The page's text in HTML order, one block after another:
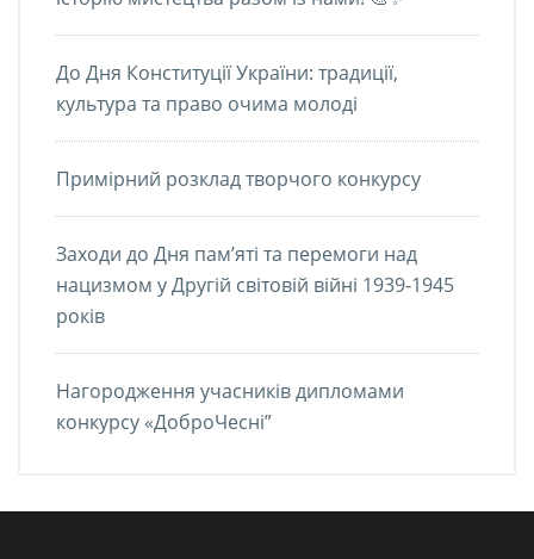
До Дня Конституції України: традиції,
культура та право очима молоді
Примірний розклад творчого конкурсу
Заходи до Дня пам’яті та перемоги над
нацизмом у Другій світовій війні 1939-1945
років
Нагородження учасників дипломами
конкурсу «ДоброЧесні”